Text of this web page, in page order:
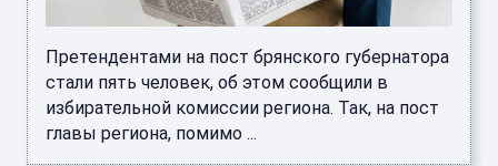
Претендентами на пост брянского губернатора
стали пять человек, об этом сообщили в
избирательной комиссии региона. Так, на пост
главы региона, помимо ...